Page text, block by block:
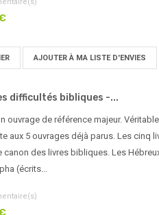
AJOUTER À MA LISTE D'ENVIES
difficultés bibliques -...
ouvrage de référence majeur.
aux 5 ouvrages déjà parus. Les cinq
canon des livres bibliques. Les
(écrits...